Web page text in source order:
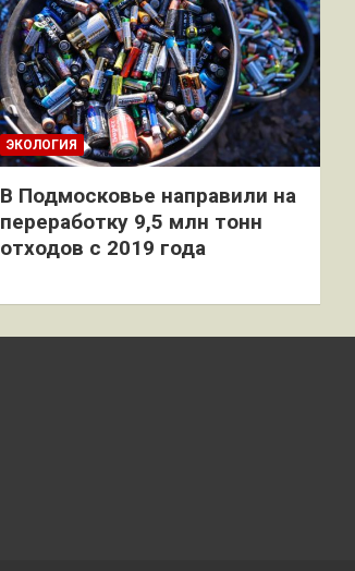
ЭКОЛОГИЯ
В Подмосковье направили на
переработку 9,5 млн тонн
отходов с 2019 года